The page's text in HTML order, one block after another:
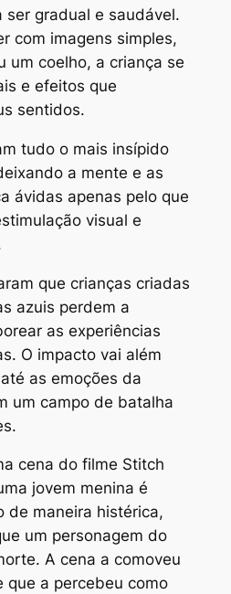
ser gradual e saudável.
com imagens simples,
um coelho, a criança se
e efeitos que
sentidos.
tudo o mais insípido
a mente e as
ávidas apenas pelo que
visual e
que crianças criadas
azuis perdem a
as experiências
O impacto vai além
as emoções da
um campo de batalha
cena do filme Stitch
jovem menina é
de maneira histérica,
um personagem do
A cena a comoveu
que a percebeu como